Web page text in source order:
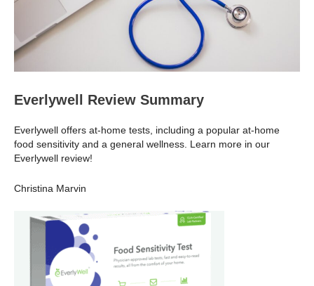
Everlywell Review Summary
Everlywell offers at-home tests, including a popular at-home
food sensitivity and a general wellness. Learn more in our
Everlywell review!
Christina Marvin